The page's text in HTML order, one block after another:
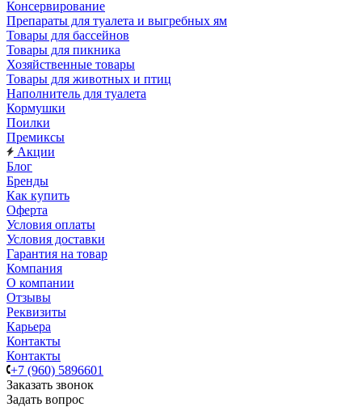
Консервирование
Препараты для туалета и выгребных ям
Товары для бассейнов
Товары для пикника
Хозяйственные товары
Товары для животных и птиц
Наполнитель для туалета
Кормушки
Поилки
Премиксы
Акции
Блог
Бренды
Как купить
Оферта
Условия оплаты
Условия доставки
Гарантия на товар
Компания
О компании
Отзывы
Реквизиты
Карьера
Контакты
Контакты
+7 (960) 5896601
Заказать звонок
Задать вопрос